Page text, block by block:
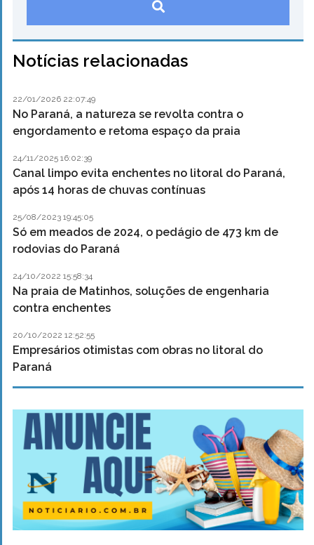
Notícias relacionadas
22/01/2026 22:07:49
No Paraná, a natureza se revolta contra o
engordamento e retoma espaço da praia
24/11/2025 16:02:39
Canal limpo evita enchentes no litoral do Paraná,
após 14 horas de chuvas contínuas
25/08/2023 19:45:05
Só em meados de 2024, o pedágio de 473 km de
rodovias do Paraná
24/10/2022 15:58:34
Na praia de Matinhos, soluções de engenharia
contra enchentes
20/10/2022 12:52:55
Empresários otimistas com obras no litoral do
Paraná